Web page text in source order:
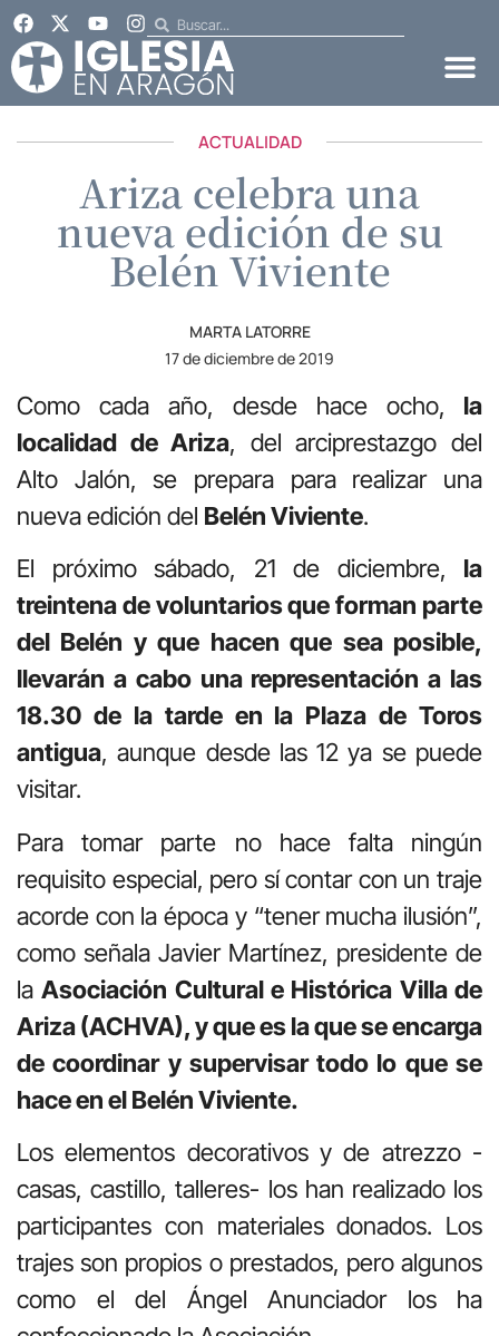
ACTUALIDAD
Ariza celebra una
nueva edición de su
Belén Viviente
MARTA LATORRE
17 de diciembre de 2019
Como cada año, desde hace ocho, la
localidad de Ariza, del arciprestazgo del
Alto Jalón, se prepara para realizar una
nueva edición del Belén Viviente.
El próximo sábado, 21 de diciembre, la
treintena de voluntarios que forman parte
del Belén y que hacen que sea posible,
llevarán a cabo una representación a las
18.30 de la tarde en la Plaza de Toros
antigua, aunque desde las 12 ya se puede
visitar.
Para tomar parte no hace falta ningún
requisito especial, pero sí contar con un traje
acorde con la época y “tener mucha ilusión”,
como señala Javier Martínez, presidente de
laAsociación Cultural e Histórica Villa de
Ariza (ACHVA), y que es la que se encarga
de coordinar y supervisar todo lo que se
hace en el Belén Viviente.
Los elementos decorativos y de atrezzo -
casas, castillo, talleres- los han realizado los
participantes con materiales donados. Los
trajes son propios o prestados, pero algunos
como el del Ángel Anunciador los ha